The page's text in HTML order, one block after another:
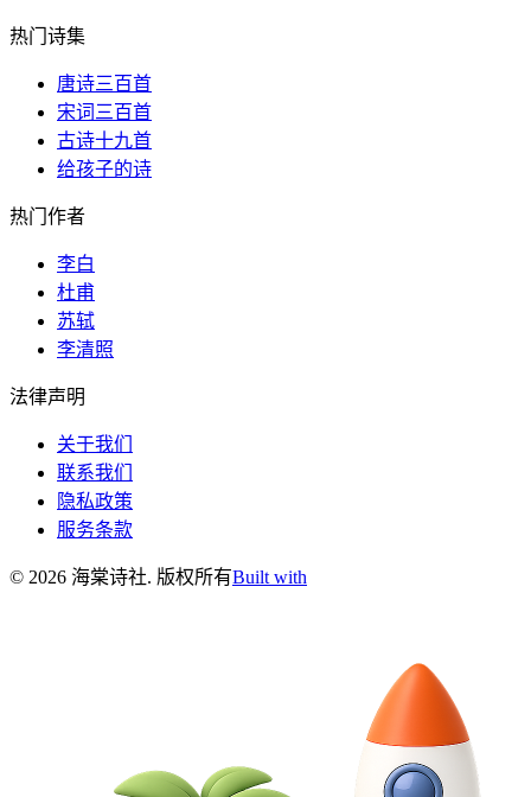
热门诗集
唐诗三百首
宋词三百首
古诗十九首
给孩子的诗
热门作者
李白
杜甫
苏轼
李清照
法律声明
关于我们
联系我们
隐私政策
服务条款
© 2026 海棠诗社. 版权所有Built with